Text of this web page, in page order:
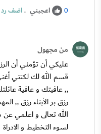
0 اعجبني .اضف رد
من مجهول
عليكي أن تؤمني أن
قسم الله لك لكنتي
,, عافيتك و عافية
رزق بر الأبناء رزق ,,
الله تعالى و اعلمي
لسوء التخطيط و الادراة